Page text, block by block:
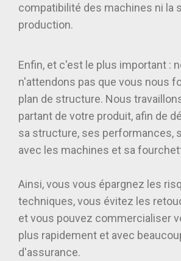
compatibilité des machines ni la
production.
Enfin, et c'est le plus important :
n'attendons pas que vous nous
plan de structure. Nous
partant de votre produit, afin de
sa structure, ses performances,
avec les machines et sa
Ainsi, vous vous épargnez les
techniques, vous évitez les
et vous pouvez commercialiser
plus rapidement et avec
d'assurance.